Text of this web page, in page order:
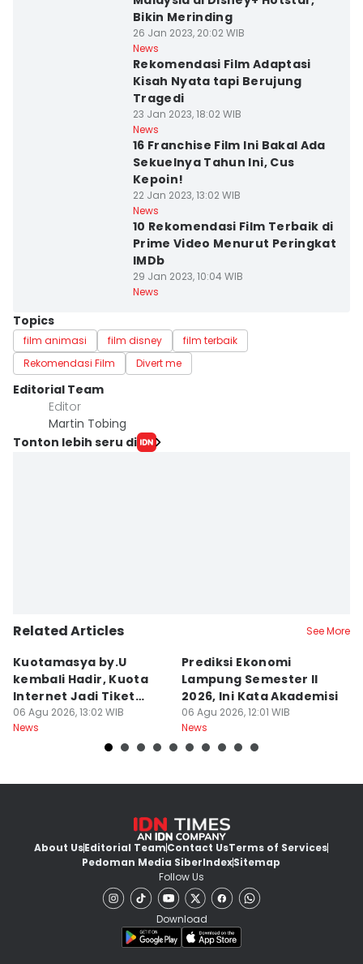
Bikin Merinding
26 Jan 2023, 20:02 WIB
News
Rekomendasi Film Adaptasi
Kisah Nyata tapi Berujung
Tragedi
23 Jan 2023, 18:02 WIB
News
16 Franchise Film Ini Bakal Ada
Sekuelnya Tahun Ini, Cus
Kepoin!
22 Jan 2023, 13:02 WIB
News
10 Rekomendasi Film Terbaik di
Prime Video Menurut Peringkat
IMDb
29 Jan 2023, 10:04 WIB
News
Topics
film animasi film disney
film terbaik
Rekomendasi Film
Divert me
Editorial Team
Editor
Martin Tobing
Tonton lebih seru di
Related Articles See More
Kuotamasya by.U
kembali Hadir, Kuota
Internet Jadi Tiket
Liburan?
06 Agu 2026, 13:02 WIB
News
Prediksi Ekonomi
Lampung Semester II
2026, Ini Kata Akademisi
06 Agu 2026, 12:01 WIB
News
About UsEditorial TeamContact UsTerms of Services
Pedoman Media SiberIndexSitemap
Follow Us
Download